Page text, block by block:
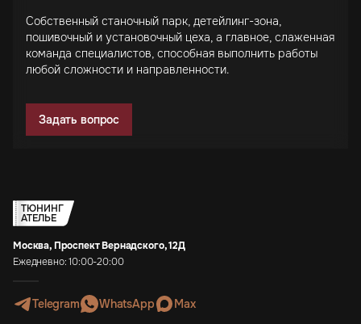
Собственный станочный парк, детейлинг-зона,
пошивочный и установочный цеха, а главное, слаженная
команда специалистов, способная выполнить работы
любой сложности и направленности.
Задать вопрос
ТЮНИНГ
АТЕЛЬЕ
Москва, Проспект Вернадского, 12Д
Ежедневно: 10:00-20:00
Telegram WhatsApp Max